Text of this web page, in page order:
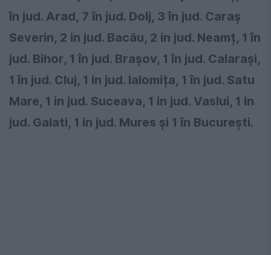
în jud. Arad, 7 în jud. Dolj, 3 în jud. Caraș
Severin, 2 in jud. Bacău, 2 in jud. Neamț, 1 în
jud. Bihor, 1 în jud. Brașov, 1 în jud. Calarași,
1 în jud. Cluj, 1 in jud. Ialomița, 1 în jud. Satu
Mare, 1 in jud. Suceava, 1 in jud. Vaslui, 1 in
jud. Galati, 1 in jud. Mures și 1 în București.